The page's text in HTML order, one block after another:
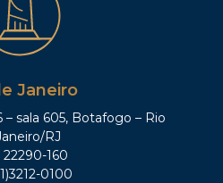
Janeiro
– sala 605, Botafogo – Rio
RJ
22290-160
0100